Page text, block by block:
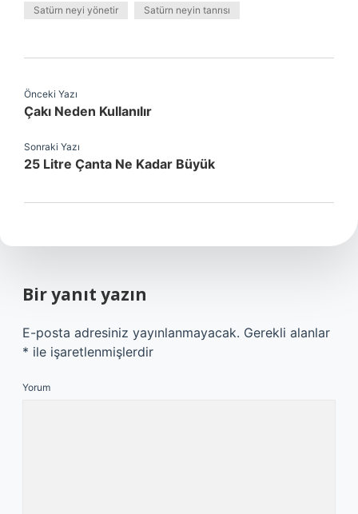
Satürn neyi yönetir Satürn neyin tanrısı
Önceki Yazı
Çakı Neden Kullanılır
Sonraki Yazı
25 Litre Çanta Ne Kadar Büyük
Bir yanıt yazın
E-posta adresiniz yayınlanmayacak. Gerekli alanlar
* ile işaretlenmişlerdir
Yorum